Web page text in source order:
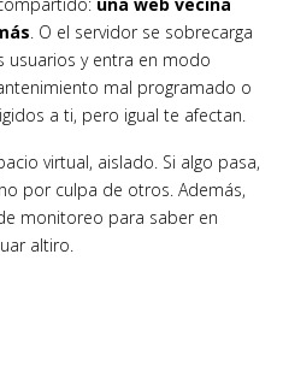
. O el servidor se sobrecarga
usuarios y entra en modo
mal programado o
a ti, pero igual te afectan.
virtual, aislado. Si algo pasa,
por culpa de otros. Además,
monitoreo para saber en
altiro.